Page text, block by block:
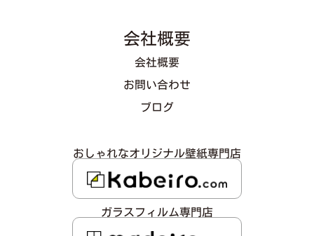
会社概要
会社概要
お問い合わせ
ブログ
おしゃれなオリジナル壁紙専門店
ガラスフィルム専門店